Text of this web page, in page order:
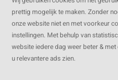
prettig mogelijk te maken. Zonder
onze website niet en met voorkeur
instellingen. Met behulp van
website iedere dag weer beter &
u relevantere ads zien.